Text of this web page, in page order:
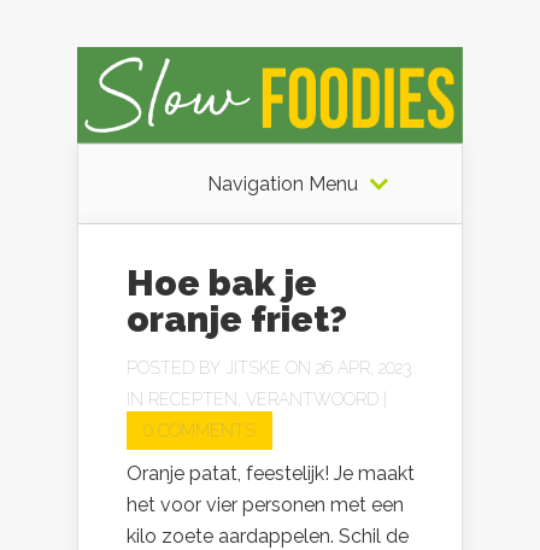
Navigation Menu
Hoe bak je
oranje friet?
POSTED BY JITSKE ON 26 APR, 2023
IN RECEPTEN, VERANTWOORD
0 COMMENTS
Oranje patat, feestelijk! Je maakt
het voor vier personen met een
kilo zoete aardappelen. Schil de